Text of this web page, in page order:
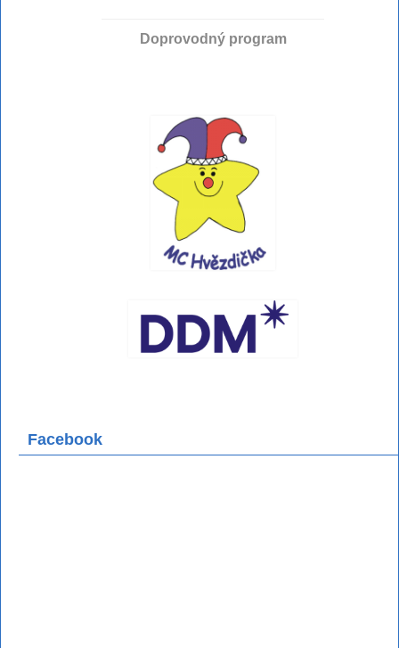
Doprovodný program
Facebook